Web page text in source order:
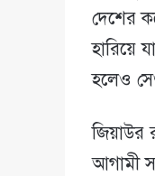
দেশের
হারিয়ে
হলেও
জিয়াউর
আগামী